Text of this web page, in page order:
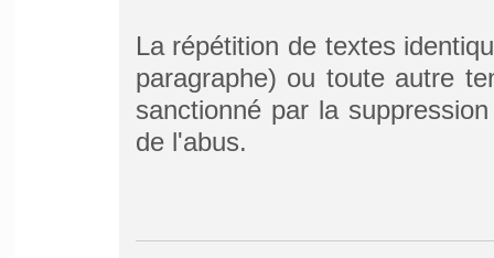
La répétition de textes
paragraphe) ou toute autre
sanctionné par la
de l'abus.